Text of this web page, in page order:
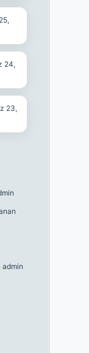
24,
23,
admin